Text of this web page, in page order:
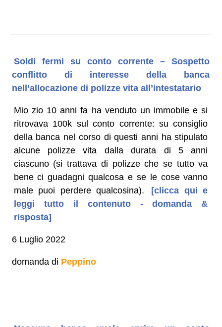
Soldi fermi su conto corrente – Sospetto
conflitto di interesse della banca
nell’allocazione di polizze vita all’intestatario
Mio zio 10 anni fa ha venduto un immobile e si
ritrovava 100k sul conto corrente: su consiglio
della banca nel corso di questi anni ha stipulato
alcune polizze vita dalla durata di 5 anni
ciascuno (si trattava di polizze che se tutto va
bene ci guadagni qualcosa e se le cose vanno
male puoi perdere qualcosina).
[clicca qui e
leggi tutto il contenuto - domanda &
risposta]
6 Luglio 2022
domanda di Peppino